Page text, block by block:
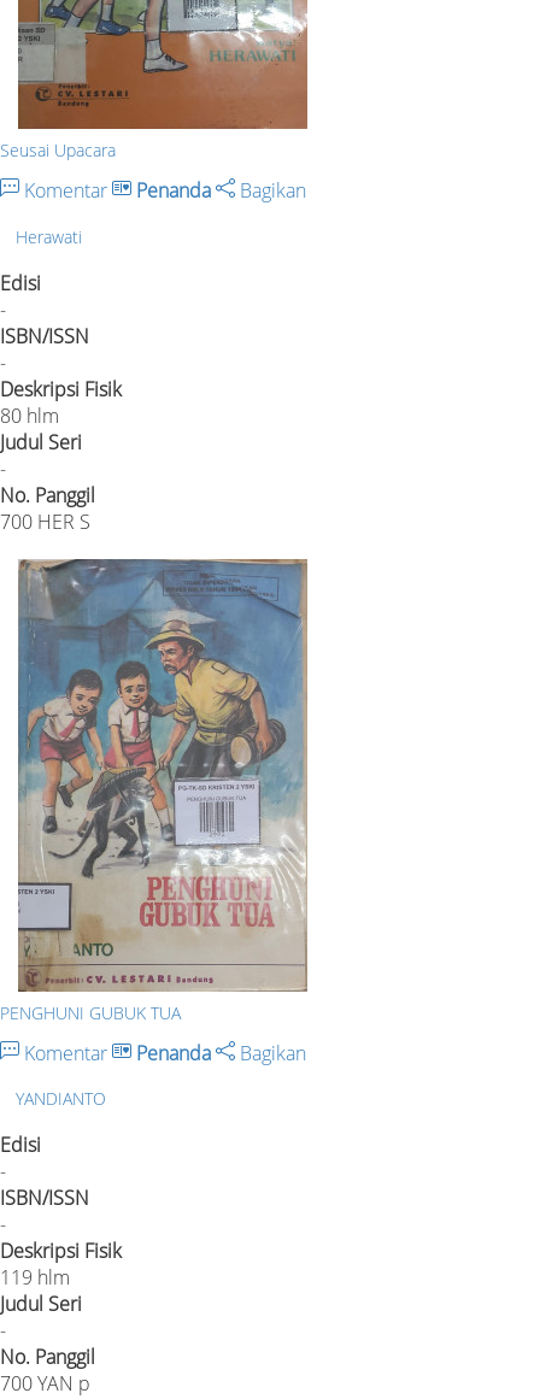
Seusai Upacara
Komentar Penanda Bagikan
Herawati
Edisi
-
ISBN/ISSN
-
Deskripsi Fisik
80 hlm
Judul Seri
-
No. Panggil
700 HER S
PENGHUNI GUBUK TUA
Komentar Penanda Bagikan
YANDIANTO
Edisi
-
ISBN/ISSN
-
Deskripsi Fisik
119 hlm
Judul Seri
-
No. Panggil
700 YAN p